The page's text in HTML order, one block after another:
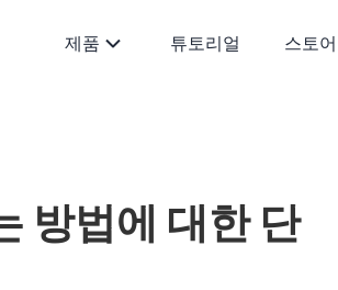
제품 튜토리얼 스토어
방법에 대한 단